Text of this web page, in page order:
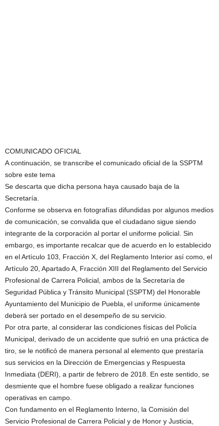
COMUNICADO OFICIAL
A continuación, se transcribe el comunicado oficial de la SSPTM
sobre este tema
Se descarta que dicha persona haya causado baja de la
Secretaría.
Conforme se observa en fotografías difundidas por algunos medios
de comunicación, se convalida que el ciudadano sigue siendo
integrante de la corporación al portar el uniforme policial. Sin
embargo, es importante recalcar que de acuerdo en lo establecido
en el Artículo 103, Fracción X, del Reglamento Interior así como, el
Artículo 20, Apartado A, Fracción XIII del Reglamento del Servicio
Profesional de Carrera Policial, ambos de la Secretaría de
Seguridad Pública y Tránsito Municipal (SSPTM) del Honorable
Ayuntamiento del Municipio de Puebla, el uniforme únicamente
deberá ser portado en el desempeño de su servicio.
Por otra parte, al considerar las condiciones físicas del Policía
Municipal, derivado de un accidente que sufrió en una práctica de
tiro, se le notificó de manera personal al elemento que prestaría
sus servicios en la Dirección de Emergencias y Respuesta
Inmediata (DERI), a partir de febrero de 2018. En este sentido, se
desmiente que el hombre fuese obligado a realizar funciones
operativas en campo.
Con fundamento en el Reglamento Interno, la Comisión del
Servicio Profesional de Carrera Policial y de Honor y Justicia,